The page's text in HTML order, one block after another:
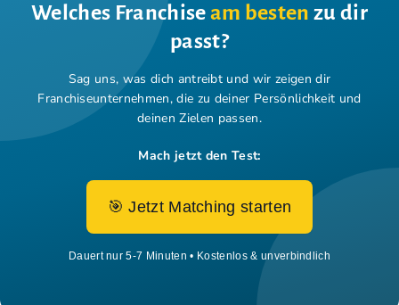
Welches Franchiseam besten zu dir
passt?
Sag uns, was dich antreibt und wir zeigen dir
Franchiseunternehmen, die zu deiner Persönlichkeit und
deinen Zielen passen.
Mach jetzt den Test:
🎯 Jetzt Matching starten
Dauert nur 5-7 Minuten • Kostenlos & unverbindlich